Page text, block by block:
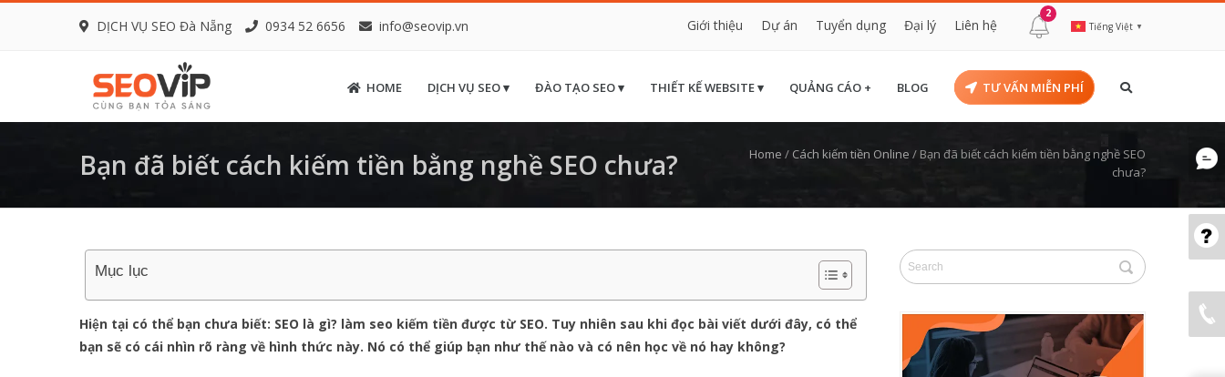
DỊCH VỤ SEO Đà Nẵng 0934 52 6656 info@seovip.vn Giới thiệu Dự án Tuyển dụng Đại lý Liên hệ
2
Tiếng Việt ▼
HOME DỊCH VỤ SEO ▾ ĐÀO TẠO SEO ▾ THIẾT KẾ WEBSITE ▾ QUẢNG CÁO + BLOG TƯ VẤN MIỄN PHÍ
Bạn đã biết cách kiếm tiền bằng nghề SEO chưa? Home / Cách kiếm tiền Online / Bạn đã biết cách kiếm tiền bằng nghề SEO
chưa?
Mục lục
Hiện tại có thể bạn chưa biết: SEO là gì? làm seo kiếm tiền được từ SEO. Tuy nhiên sau khi đọc bài viết dưới đây, có thể
bạn sẽ có cái nhìn rõ ràng về hình thức này. Nó có thể giúp bạn như thế nào và có nên học về nó hay không?